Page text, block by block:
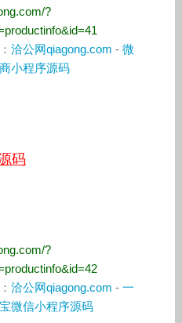
?
洽公网qiagong.com - 微
小程序源码
码
?
洽公网qiagong.com - 一
微信小程序源码